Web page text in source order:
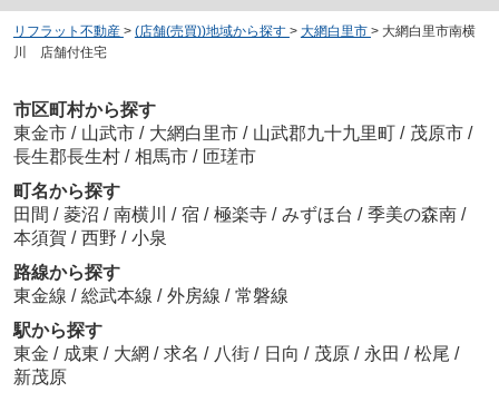
リフラット不動産 > (店舗(売買))地域から探す > 大網白里市 > 大網白里市南横
川 店舗付住宅
市区町村から探す
東金市 / 山武市 / 大網白里市 / 山武郡九十九里町 / 茂原市 /
長生郡長生村 / 相馬市 / 匝瑳市
町名から探す
田間 / 菱沼 / 南横川 / 宿 / 極楽寺 / みずほ台 / 季美の森南 /
本須賀 / 西野 / 小泉
路線から探す
東金線 / 総武本線 / 外房線 / 常磐線
駅から探す
東金 / 成東 / 大網 / 求名 / 八街 / 日向 / 茂原 / 永田 / 松尾 /
新茂原